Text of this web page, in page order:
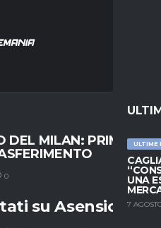
ULTIME
UNA
7
DEL MILAN: PRIMO
0
su Asensio